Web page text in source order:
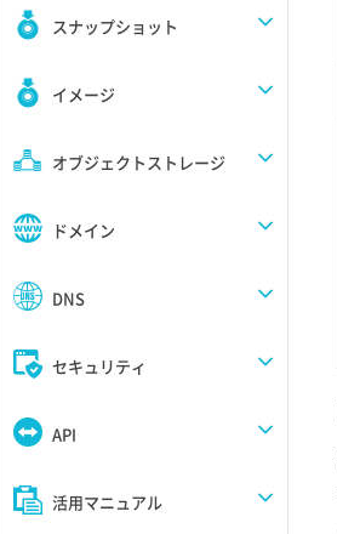
スナップショット
イメージ
オブジェクトストレージ
ドメイン
DNS
セキュリティ
API
活用マニュアル